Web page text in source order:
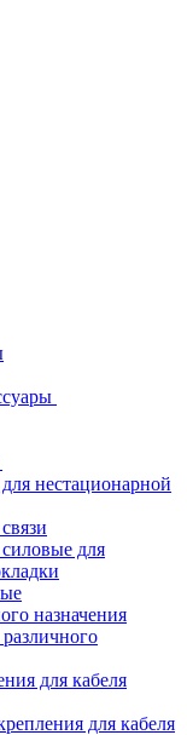
нестационарной
для
назначения
для кабеля
для кабеля